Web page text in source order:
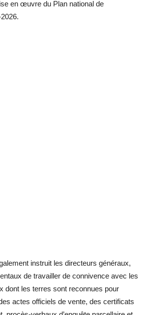
en œuvre du Plan national de
instruit les directeurs généraux,
de travailler de connivence avec les
dont les terres sont reconnues pour
actes officiels de vente, des certificats